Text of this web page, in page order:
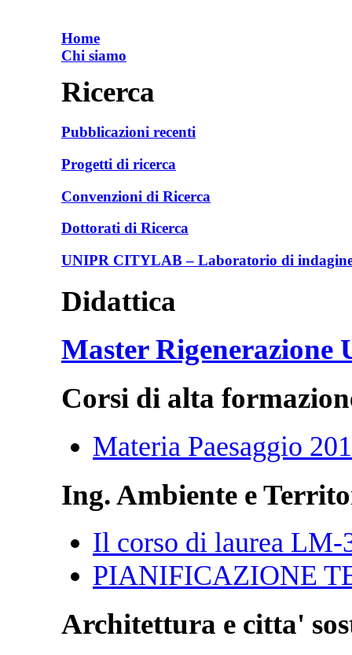
Home
Chi siamo
Ricerca
Pubblicazioni recenti
Progetti di ricerca
Convenzioni di Ricerca
Dottorati di Ricerca
UNIPR CITYLAB – Laboratorio di
Didattica
Master Rigenerazione
Corsi di alta
Materia Paesaggio
Ing. Ambiente e
Il corso di laurea LM-
PIANIFICAZIONE
Architettura e citta'